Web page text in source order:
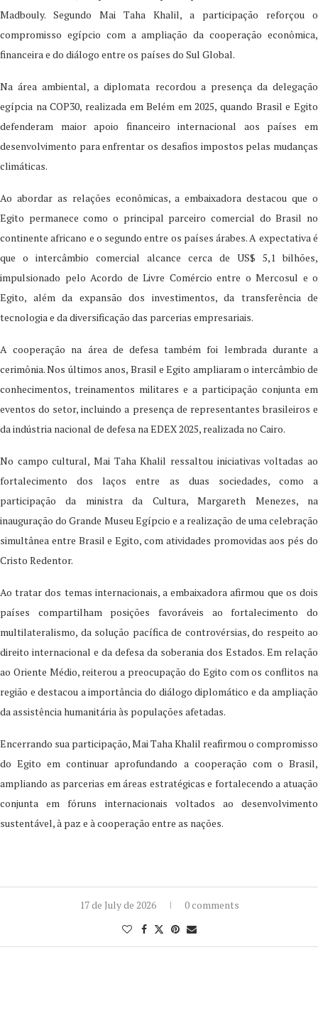
Madbouly. Segundo Mai Taha Khalil, a participação reforçou o
compromisso egípcio com a ampliação da cooperação econômica,
financeira e do diálogo entre os países do Sul Global.
Na área ambiental, a diplomata recordou a presença da delegação
egípcia na COP30, realizada em Belém em 2025, quando Brasil e Egito
defenderam maior apoio financeiro internacional aos países em
desenvolvimento para enfrentar os desafios impostos pelas mudanças
climáticas.
Ao abordar as relações econômicas, a embaixadora destacou que o
Egito permanece como o principal parceiro comercial do Brasil no
continente africano e o segundo entre os países árabes. A expectativa é
que o intercâmbio comercial alcance cerca de US$ 5,1 bilhões,
impulsionado pelo Acordo de Livre Comércio entre o Mercosul e o
Egito, além da expansão dos investimentos, da transferência de
tecnologia e da diversificação das parcerias empresariais.
A cooperação na área de defesa também foi lembrada durante a
cerimônia. Nos últimos anos, Brasil e Egito ampliaram o intercâmbio de
conhecimentos, treinamentos militares e a participação conjunta em
eventos do setor, incluindo a presença de representantes brasileiros e
da indústria nacional de defesa na EDEX 2025, realizada no Cairo.
No campo cultural, Mai Taha Khalil ressaltou iniciativas voltadas ao
fortalecimento dos laços entre as duas sociedades, como a
participação da ministra da Cultura, Margareth Menezes, na
inauguração do Grande Museu Egípcio e a realização de uma celebração
simultânea entre Brasil e Egito, com atividades promovidas aos pés do
Cristo Redentor.
Ao tratar dos temas internacionais, a embaixadora afirmou que os dois
países compartilham posições favoráveis ao fortalecimento do
multilateralismo, da solução pacífica de controvérsias, do respeito ao
direito internacional e da defesa da soberania dos Estados. Em relação
ao Oriente Médio, reiterou a preocupação do Egito com os conflitos na
região e destacou a importância do diálogo diplomático e da ampliação
da assistência humanitária às populações afetadas.
Encerrando sua participação, Mai Taha Khalil reafirmou o compromisso
do Egito em continuar aprofundando a cooperação com o Brasil,
ampliando as parcerias em áreas estratégicas e fortalecendo a atuação
conjunta em fóruns internacionais voltados ao desenvolvimento
sustentável, à paz e à cooperação entre as nações.
17 de July de 2026 0 comments